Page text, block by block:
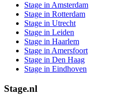
Stage in Amsterdam
Stage in Rotterdam
Stage in Utrecht
Stage in Leiden
Stage in Haarlem
Stage in Amersfoort
Stage in Den Haag
Stage in Eindhoven
Stage.nl